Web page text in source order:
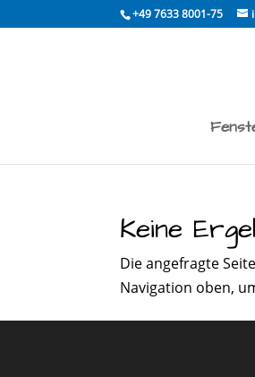
to
+49 7633 8001-75
Keine
Die angefragte
Navigation oben,